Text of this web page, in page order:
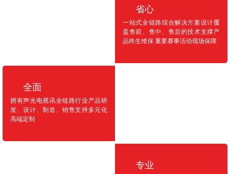
省心
一站式全链路综合解决方案设计覆
盖售前、售中、售后的技术支撑产
品终生维保 重要赛事活动现场保障
全面
拥有声光电视讯全链路行业产品研
发、设计、制造、销售支持多元化
高端定制
专业